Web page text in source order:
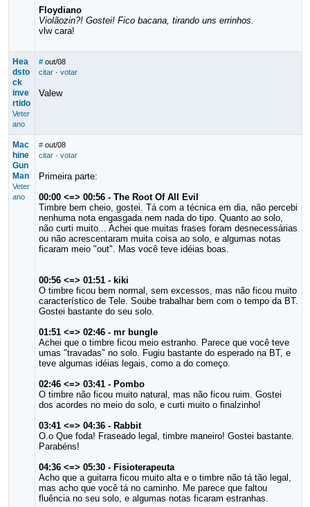
Floydiano
Violãozin?! Gostei! Fico bacana, tirando uns errinhos.
vlw cara!
Hea
dsto
ck
inve
rtido
Veter
ano
# out/08
citar· votar
Valew
Mac
hine
Gun
Man
Veter
ano
# out/08
citar· votar
Primeira parte:
00:00 <=> 00:56 - The Root Of All Evil
Timbre bem cheio, gostei. Tá com a técnica em dia, não percebi
nenhuma nota engasgada nem nada do tipo. Quanto ao solo,
não curti muito... Achei que muitas frases foram desnecessárias
ou não acrescentaram muita coisa ao solo, e algumas notas
ficaram meio "out". Mas você teve idéias boas.
00:56 <=> 01:51 - kiki
O timbre ficou bem normal, sem excessos, mas não ficou muito
característico de Tele. Soube trabalhar bem com o tempo da BT.
Gostei bastante do seu solo.
01:51 <=> 02:46 - mr bungle
Achei que o timbre ficou meio estranho. Parece que você teve
umas "travadas" no solo. Fugiu bastante do esperado na BT, e
teve algumas idéias legais, como a do começo.
02:46 <=> 03:41 - Pombo
O timbre não ficou muito natural, mas não ficou ruim. Gostei
dos acordes no meio do solo, e curti muito o finalzinho!
03:41 <=> 04:36 - Rabbit
O.o Que foda! Fraseado legal, timbre maneiro! Gostei bastante.
Parabéns!
04:36 <=> 05:30 - Fisioterapeuta
Acho que a guitarra ficou muito alta e o timbre não tá tão legal,
mas acho que você tá no caminho. Me parece que faltou
fluência no seu solo, e algumas notas ficaram estranhas.